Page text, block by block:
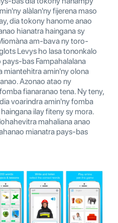
alàlan'ny fijerena maso
dia tokony hanome anao
hianatra haingana sy
am-bava ny toro-
Levys ho lasa tononkalo
bas Fampahalalana
miantehitra amin'ny olona
Azonao atao ny
fianaranao tena. Ny teny,
voarindra amin'ny fomba
ilay fiteny sy mora.
mahaliana anao
mianatra pays-bas